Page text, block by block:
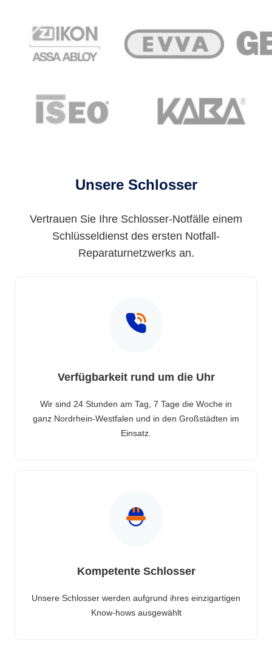
Unsere Schlosser
Vertrauen Sie Ihre Schlosser-Notfälle einem
Schlüsseldienst des ersten Notfall-
Reparaturnetzwerks an.
Verfügbarkeit rund um die Uhr
Wir sind 24 Stunden am Tag, 7 Tage die Woche in
ganz Nordrhein-Westfalen und in den Großstädten im
Einsatz.
Kompetente Schlosser
Unsere Schlosser werden aufgrund ihres einzigartigen
Know-hows ausgewählt